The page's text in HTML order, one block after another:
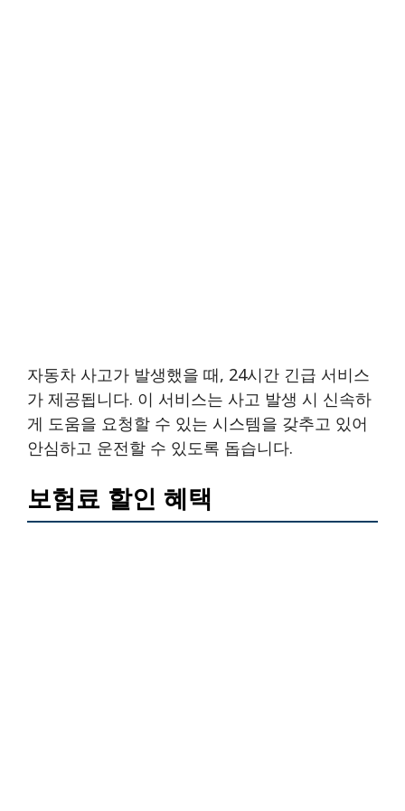
자동차 사고가 발생했을 때, 24시간 긴급 서비스
가 제공됩니다. 이 서비스는 사고 발생 시 신속하
게 도움을 요청할 수 있는 시스템을 갖추고 있어
안심하고 운전할 수 있도록 돕습니다.
보험료 할인 혜택